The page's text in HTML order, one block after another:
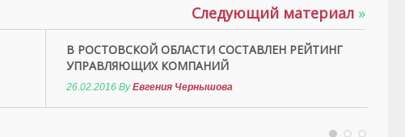
Следующий материал »
В РОСТОВСКОЙ ОБЛАСТИ СОСТАВЛЕН РЕЙТИНГ
УПРАВЛЯЮЩИХ КОМПАНИЙ
26.02.2016 ByЕвгения Чернышова